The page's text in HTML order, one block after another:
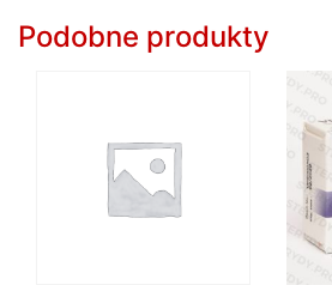
Podobne produkty